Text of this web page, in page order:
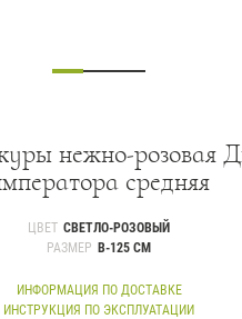
нежно-розовая
средняя
ЦВЕТ СВЕТЛО-РОЗОВЫЙ
РАЗМЕР В-125 СМ
ИНФОРМАЦИЯ ПО ДОСТАВКЕ
ИНСТРУКЦИЯ ПО ЭКСПЛУАТАЦИИ